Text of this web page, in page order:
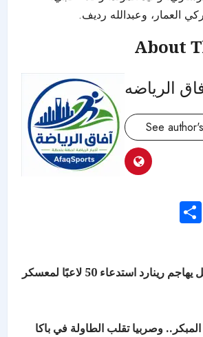
العمار، وعبدالله رديف.
About
الرياضه
See
Mastodon
بالفيديو :أحمد العقيل يهاجم رينارد استدعاء 50 لاعبًا لمعسكر
وصربيا تقلب الطاولة في باكا